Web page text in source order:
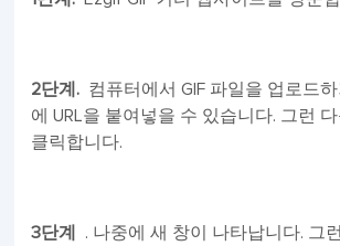
2단계. 컴퓨터에서 GIF 파일을 업로드
에 URL을 붙여넣을 수 있습니다. 그런
클릭합니다.
3단계
. 나중에 새 창이 나타납니다. 그